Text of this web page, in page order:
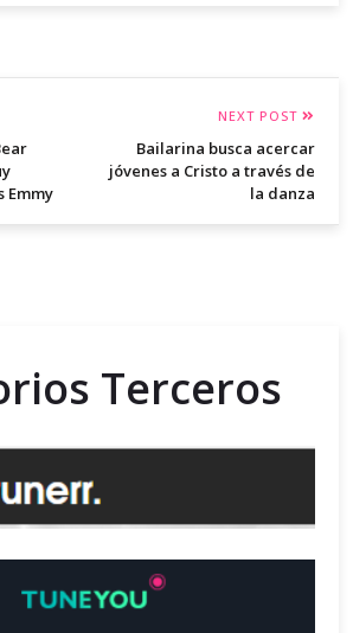
Emmy
NEXT POST
Bailarina busca acercar
jóvenes a Cristo a través de
la danza
Terceros